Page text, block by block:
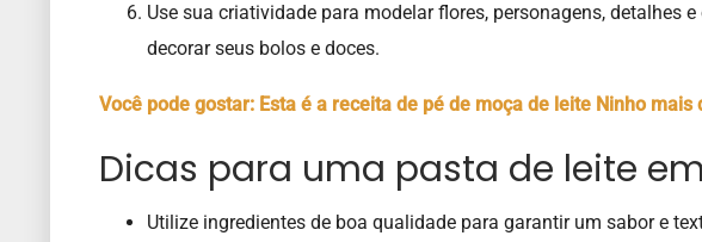
Use sua criatividade para modelar flores, personagens, detalhes
decorar seus bolos e doces.
Você pode gostar: Esta é a receita de pé de moça de leite Ninho mais
Dicas para uma pasta de leite
Utilize ingredientes de boa qualidade para garantir um sabor e